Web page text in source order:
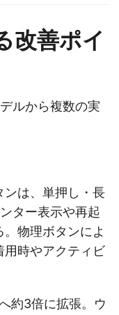
改善ポイ
ルから複数の実
ンは、単押し・長
ター表示や再起
物理ボタンによ
用時やアクティビ
約3倍に拡張。ウ